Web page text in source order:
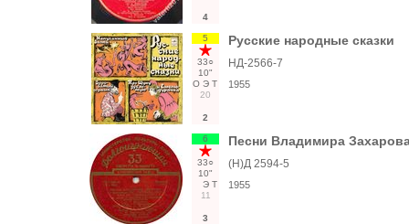
4
5
33○
10"
О Э Т
20
2
Русские народные сказки
НД-2566-7
1955
6
33○
10"
Э Т
11
3
Песни Владимира
(Н)Д 2594-5
1955